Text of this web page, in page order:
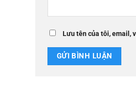
Lưu tên của tôi, email,